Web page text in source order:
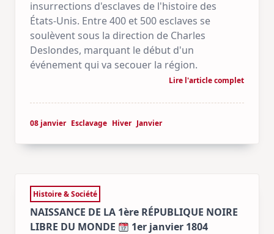
insurrections d'esclaves de l'histoire des
États-Unis. Entre 400 et 500 esclaves se
soulèvent sous la direction de Charles
Deslondes, marquant le début d'un
événement qui va secouer la région.
Lire l'article complet
08 janvier Esclavage Hiver Janvier
Histoire & Société
NAISSANCE DE LA 1ère RÉPUBLIQUE NOIRE
LIBRE DU MONDE
1er janvier 1804